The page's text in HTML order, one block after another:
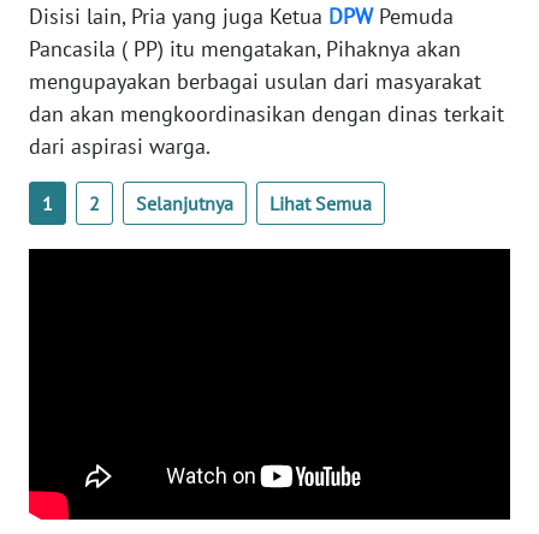
Disisi lain, Pria yang juga Ketua DPWPemuda
Pancasila ( PP) itu mengatakan, Pihaknya akan
mengupayakan berbagai usulan dari masyarakat
dan akan mengkoordinasikan dengan dinas terkait
dari aspirasi warga.
1 2 Selanjutnya Lihat Semua
WN
BABEL
WN
WN